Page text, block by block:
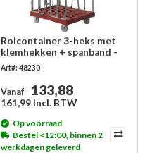
Rolcontainer 3-heks met
klemhekken + spanband -
810x680x1680mm
Art#: 48230
Vanaf 133,88
161,99 Incl. BTW
Op voorraad
Bestel <12:00, binnen 2
werkdagen geleverd